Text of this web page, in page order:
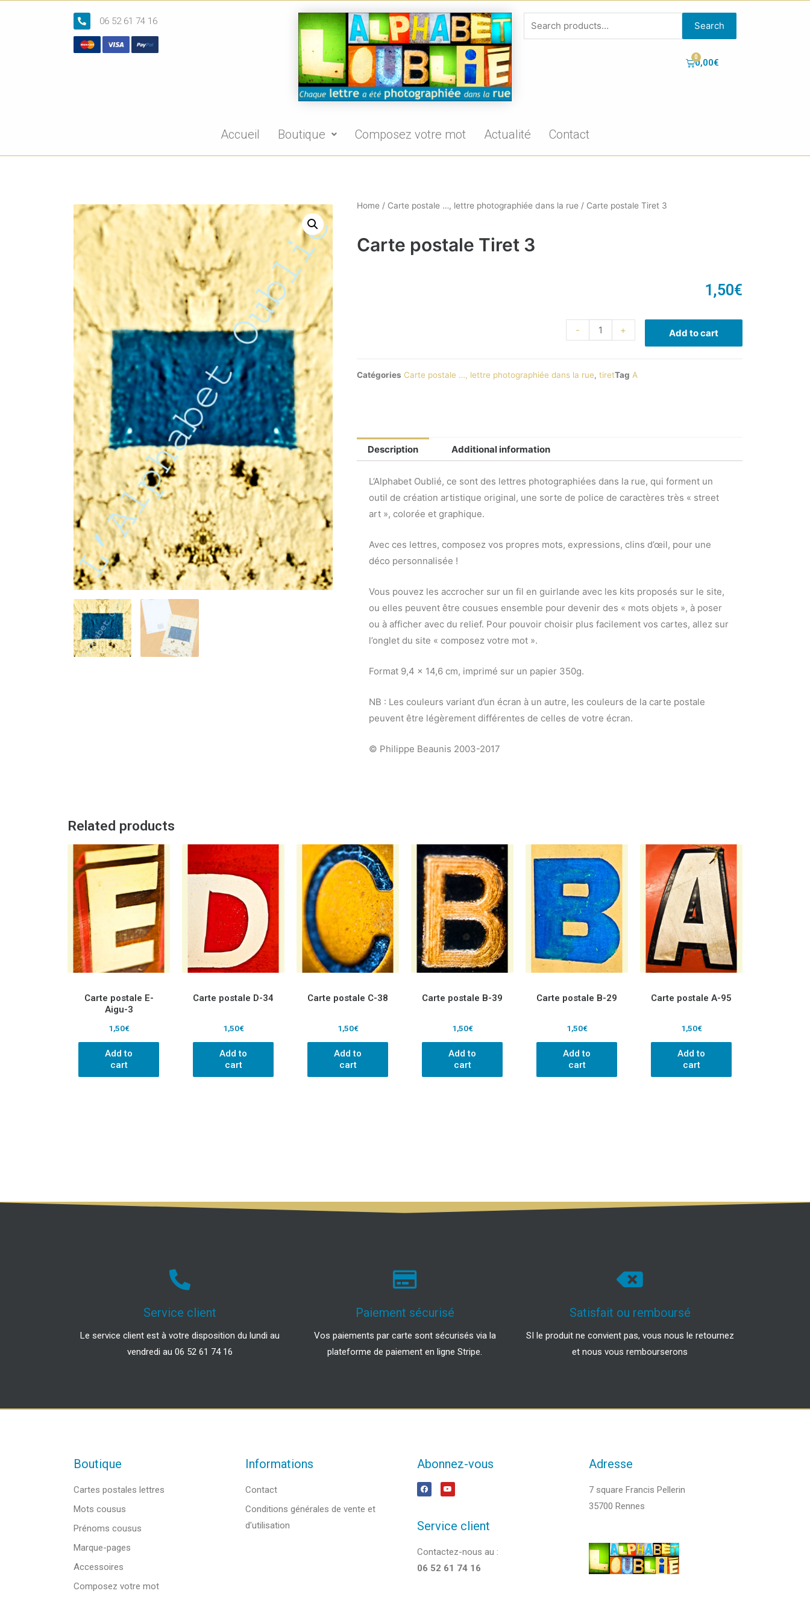
06 52 61 74 16 Search
0,00€
Accueil Boutique Composez votre mot Actualité Contact
Home / Carte postale …, lettre photographiée dans la rue / Carte postale Tiret 3
Carte postale Tiret 3
1,50€
- + Add to cart
Catégories Carte postale …, lettre photographiée dans la rue, tiretTag A
Description Additional information
L’Alphabet Oublié, ce sont des lettres photographiées dans la rue, qui forment un
outil de création artistique original, une sorte de police de caractères très « street
art », colorée et graphique.
Avec ces lettres, composez vos propres mots, expressions, clins d’œil, pour une
déco personnalisée !
Vous pouvez les accrocher sur un fil en guirlande avec les kits proposés sur le site,
ou elles peuvent être cousues ensemble pour devenir des « mots objets », à poser
ou à afficher avec du relief. Pour pouvoir choisir plus facilement vos cartes, allez sur
l’onglet du site « composez votre mot ».
Format 9,4 x 14,6 cm, imprimé sur un papier 350g.
NB : Les couleurs variant d’un écran à un autre, les couleurs de la carte postale
peuvent être légèrement différentes de celles de votre écran.
© Philippe Beaunis 2003-2017
Related products
Carte postale E-
Aigu-3
1,50€
Add to
cart
Carte postale D-34
1,50€
Add to
cart
Carte postale C-38
1,50€
Add to
cart
Carte postale B-39
1,50€
Add to
cart
Carte postale B-29
1,50€
Add to
cart
Carte postale A-95
1,50€
Add to
cart
Service client
Le service client est à votre disposition du lundi au
vendredi au 06 52 61 74 16
Paiement sécurisé
Vos paiements par carte sont sécurisés via la
plateforme de paiement en ligne Stripe.
Satisfait ou remboursé
SI le produit ne convient pas, vous nous le retournez
et nous vous rembourserons
Boutique
Cartes postales lettres
Mots cousus
Prénoms cousus
Marque-pages
Accessoires
Composez votre mot
Informations
Contact
Conditions générales de vente et
d'utilisation
Abonnez-vous
Service client
Contactez-nous au :
06 52 61 74 16
Adresse
7 square Francis Pellerin
35700 Rennes